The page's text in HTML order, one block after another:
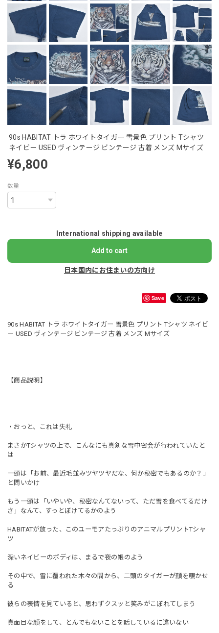
90s HABITAT トラ ホワイトタイガー 雪景色 プリント Tシャツ
ネイビー USED ヴィンテージ ビンテージ 古着 メンズ Mサイズ
¥6,800
数量
International shipping available
Add to cart
日本国内にお住まいの方向け
Save
90s HABITAT トラ ホワイトタイガー 雪景色 プリント Tシャツ ネイビ
ー USED ヴィンテージ ビンテージ 古着 メンズ Mサイズ
【商品説明】
・おっと、これは失礼
まさかTシャツの上で、こんなにも真剣な雪中密会が行われていたと
は
一頭は「お前、最近毛並みツヤツヤだな、何か秘密でもあるのか？」
と問いかけ
もう一頭は「いやいや、秘密なんてないって、ただ雪を食べてるだけ
さ」なんて、すっとぼけてるかのよう
HABITATが放った、このユーモアたっぷりのアニマルプリントTシャ
ツ
深いネイビーのボディは、まるで夜の帳のよう
その中で、雪に覆われた木々の間から、二頭のタイガーが顔を覗かせ
る
彼らの表情を見ていると、思わずクスッと笑みがこぼれてしまう
真面目な顔をして、とんでもないことを話しているに違いない